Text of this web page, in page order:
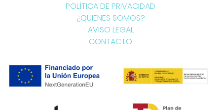
POLÍTICA DE PRIVACIDAD
¿QUIENES SOMOS?
AVISO LEGAL
CONTACTO